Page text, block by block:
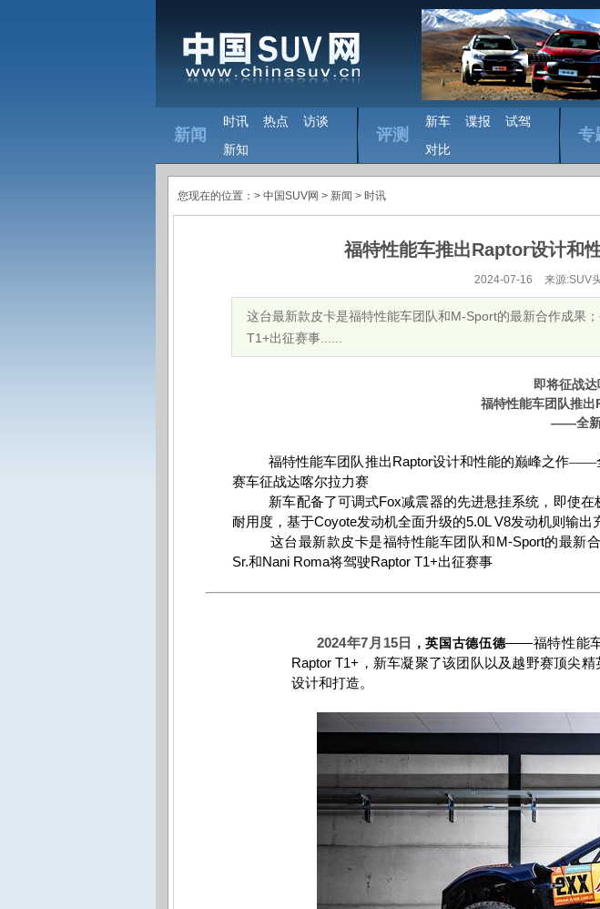
新闻
时讯 热点
访谈
新知
评测
新车 谍报
试驾
对比
专
您现在的位置：> 中国SUV网 > 新闻 > 时讯
福特性能车推出Raptor设计和
2024-07-16 来源:SUV
这台最新款皮卡是福特性能车团队和M-Sport的最新合作成果
T1+出征赛事......
即将征战
福特性能车团队推出
——全新
福特性能车团队推出Raptor设计和性能的巅峰之作——
赛车征战达喀尔拉力赛
新车配备了可调式Fox减震器的先进悬挂系统，即使
耐用度，基于Coyote发动机全面升级的5.0L V8发动机则输出
这台最新款皮卡是福特性能车团队和M-Sport的最新
Sr.和Nani Roma将驾驶Raptor T1+出征赛事
2024年7 月 15日 ，英国古德伍德——福特性能
Raptor T1+ ，新车凝聚了该团队以及越野赛顶尖
设计和打造。